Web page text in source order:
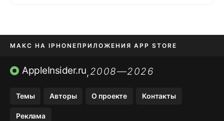
МАКС НА IPHONE ПРИЛОЖЕНИЯ APP STORE
TIKTOK НА IPHONEПРИЛОЖЕНИЯ БЕЗ APP STORE
AppleInsider.ru,2008—2026
Темы Авторы О проекте Контакты
Реклама